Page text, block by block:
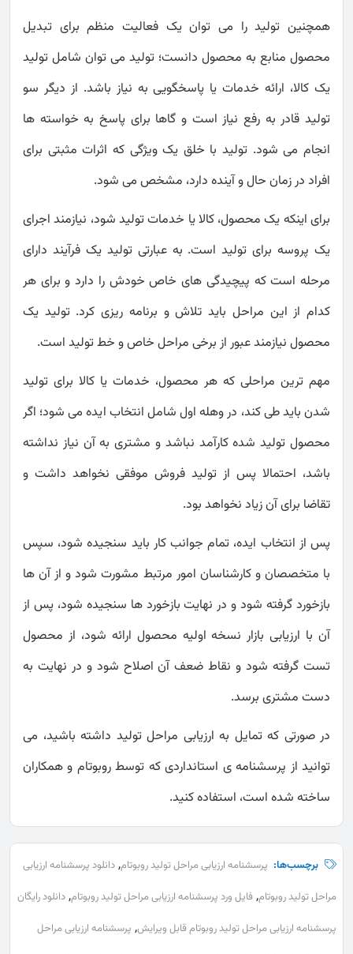
همچنین تولید را می توان یک فعالیت منظم برای تبدیل
محصول منابع به محصول دانست؛ تولید می توان شامل تولید
یک کالا، ارائه خدمات یا پاسخگویی به نیاز باشد. از دیگر سو
تولید قادر به رفع نیاز است و گاها برای پاسخ به خواسته ها
انجام می شود. تولید با خلق یک ویژگی که اثرات مثبتی برای
افراد در زمان حال و آینده دارد، مشخص می شود.
برای اینکه یک محصول، کالا یا خدمات تولید شود، نیازمند اجرای
یک پروسه برای تولید است. به عبارتی تولید یک فرآیند دارای
مرحله است که پیچیدگی های خاص خودش را دارد و برای هر
کدام از این مراحل باید تلاش و برنامه ریزی کرد. تولید یک
محصول نیازمند عبور از برخی مراحل خاص و خط تولید است.
مهم ترین مراحلی که هر محصول، خدمات یا کالا برای تولید
شدن باید طی کند، در وهله اول شامل انتخاب ایده می شود؛ اگر
محصول تولید شده کارآمد نباشد و مشتری به آن نیاز نداشته
باشد، احتمالا پس از تولید فروش موفقی نخواهد داشت و
تقاضا برای آن زیاد نخواهد بود.
پس از انتخاب ایده، تمام جوانب کار باید سنجیده شود، سپس
با متخصصان و کارشناسان امور مرتبط مشورت شود و از آن ها
بازخورد گرفته شود و در نهایت بازخورد ها سنجیده شود، پس از
آن با ارزیابی بازار نسخه اولیه محصول ارائه شود، از محصول
تست گرفته شود و نقاط ضعف آن اصلاح شود و در نهایت به
دست مشتری برسد.
در صورتی که تمایل به ارزیابی مراحل تولید داشته باشید، می
توانید از پرسشنامه ی استانداردی که توسط روبوتام و همکاران
ساخته شده است، استفاده کنید.
برچسب‌ها: پرسشنامه ارزیابی مراحل تولید روبوتام, دانلود پرسشنامه ارزیابی
مراحل تولید روبوتام, فایل ورد پرسشنامه ارزیابی مراحل تولید روبوتام, دانلود رایگان
پرسشنامه ارزیابی مراحل تولید روبوتام قابل ویرایش, پرسشنامه ارزیابی مراحل